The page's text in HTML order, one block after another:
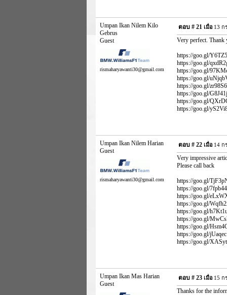
Umpan Ikan Nilem Kilo
Gebrus
Guest
rismaharyawanti30@gmail.com
ตอบ # 21 เมื่อ 13 ก
Very perfect. Thank
https://goo.gl/
https://goo.gl/
https://goo.gl/
https://goo.gl/
https://goo.gl/
https://goo.gl/
https://goo.gl/
https://goo.gl/
Umpan Ikan Nilem Harian
Guest
rismaharyawanti30@gmail.com
ตอบ # 22 เมื่อ 14 ก
Very impressive
Please call back
https://goo.gl/
https://goo.gl/
https://goo.gl/
https://goo.gl/
https://goo.gl/
https://goo.gl/
https://goo.gl/
https://goo.gl/
https://goo.gl/
Umpan Ikan Mas Harian
Guest
ตอบ # 23 เมื่อ 15 ก
Thanks for the